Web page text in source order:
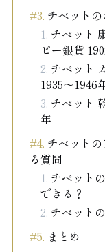
チベット
チベット
ピー銀貨
チベット
1935～1946
チベット
年
チベット
る質問
チベット
できる？
チベット
まとめ